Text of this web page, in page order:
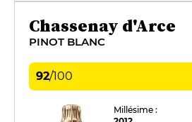
Chassenay d'Arce
PINOT BLANC
92/100
Millésime :